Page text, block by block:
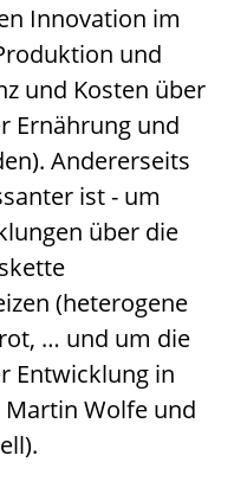
Innovation im
und
und Kosten über
Ernährung und
Andererseits
ist - um
über die
(heterogene
… und um die
Entwicklung in
Martin Wolfe und